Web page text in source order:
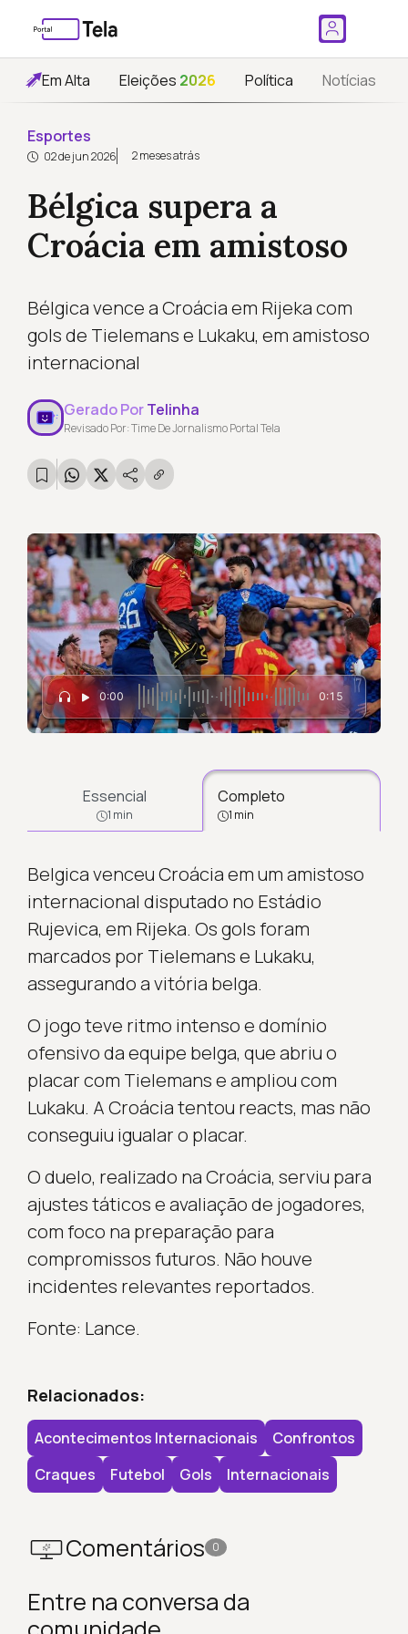
Em Alta Eleições 2026 Política Notícias
Esportes
02 de jun 2026 2 meses atrás
Bélgica supera a
Croácia em amistoso
Bélgica vence a Croácia em Rijeka com
gols de Tielemans e Lukaku, em amistoso
internacional
Gerado PorTelinha
Revisado Por: Time De Jornalismo Portal Tela
0:00 0:15
Essencial
1 min
Completo
1 min
Belgica venceu Croácia em um amistoso
internacional disputado no Estádio
Rujevica, em Rijeka. Os gols foram
marcados por Tielemans e Lukaku,
assegurando a vitória belga.
O jogo teve ritmo intenso e domínio
ofensivo da equipe belga, que abriu o
placar com Tielemans e ampliou com
Lukaku. A Croácia tentou reacts, mas não
conseguiu igualar o placar.
O duelo, realizado na Croácia, serviu para
ajustes táticos e avaliação de jogadores,
com foco na preparação para
compromissos futuros. Não houve
incidentes relevantes reportados.
Fonte: Lance.
Relacionados:
Acontecimentos Internacionais
Confrontos
Craques
Futebol Gols Internacionais
Comentários 0
Entre na conversa da